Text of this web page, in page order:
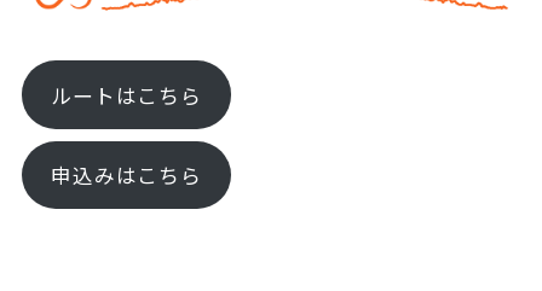
ルートはこちら
申込みはこちら